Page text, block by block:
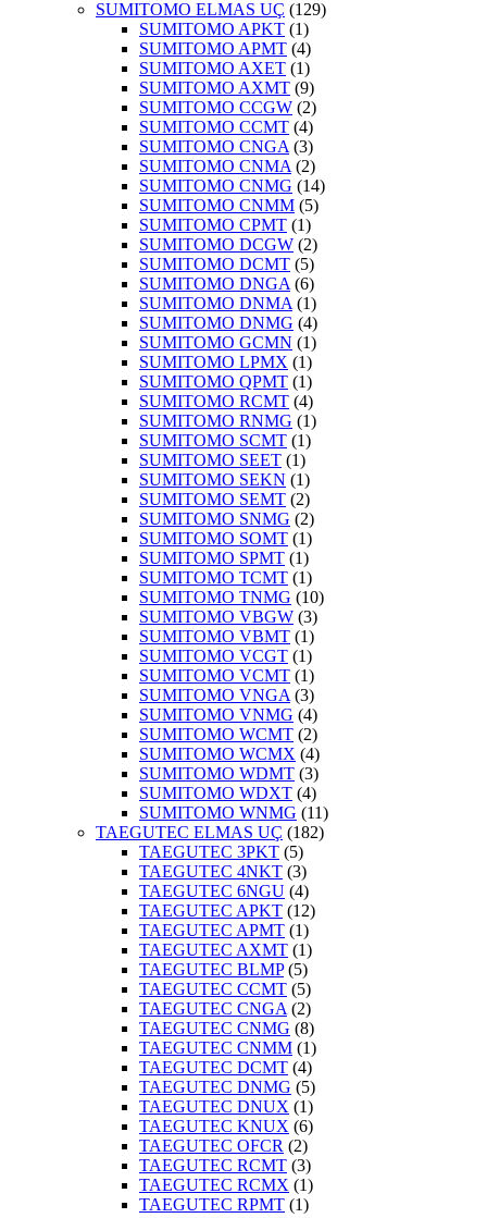
SUMITOMO ELMAS UÇ (129)
SUMITOMO APKT (1)
SUMITOMO APMT (4)
SUMITOMO AXET (1)
SUMITOMO AXMT (9)
SUMITOMO CCGW (2)
SUMITOMO CCMT (4)
SUMITOMO CNGA (3)
SUMITOMO CNMA (2)
SUMITOMO CNMG (14)
SUMITOMO CNMM (5)
SUMITOMO CPMT (1)
SUMITOMO DCGW (2)
SUMITOMO DCMT (5)
SUMITOMO DNGA (6)
SUMITOMO DNMA (1)
SUMITOMO DNMG (4)
SUMITOMO GCMN (1)
SUMITOMO LPMX (1)
SUMITOMO QPMT (1)
SUMITOMO RCMT (4)
SUMITOMO RNMG (1)
SUMITOMO SCMT (1)
SUMITOMO SEET (1)
SUMITOMO SEKN (1)
SUMITOMO SEMT (2)
SUMITOMO SNMG (2)
SUMITOMO SOMT (1)
SUMITOMO SPMT (1)
SUMITOMO TCMT (1)
SUMITOMO TNMG (10)
SUMITOMO VBGW (3)
SUMITOMO VBMT (1)
SUMITOMO VCGT (1)
SUMITOMO VCMT (1)
SUMITOMO VNGA (3)
SUMITOMO VNMG (4)
SUMITOMO WCMT (2)
SUMITOMO WCMX (4)
SUMITOMO WDMT (3)
SUMITOMO WDXT (4)
SUMITOMO WNMG (11)
TAEGUTEC ELMAS UÇ (182)
TAEGUTEC 3PKT (5)
TAEGUTEC 4NKT (3)
TAEGUTEC 6NGU (4)
TAEGUTEC APKT (12)
TAEGUTEC APMT (1)
TAEGUTEC AXMT (1)
TAEGUTEC BLMP(5)
TAEGUTEC CCMT (5)
TAEGUTEC CNGA (2)
TAEGUTEC CNMG (8)
TAEGUTEC CNMM (1)
TAEGUTEC DCMT (4)
TAEGUTEC DNMG (5)
TAEGUTEC DNUX (1)
TAEGUTEC KNUX (6)
TAEGUTEC OFCR (2)
TAEGUTEC RCMT (3)
TAEGUTEC RCMX (1)
TAEGUTEC RPMT (1)